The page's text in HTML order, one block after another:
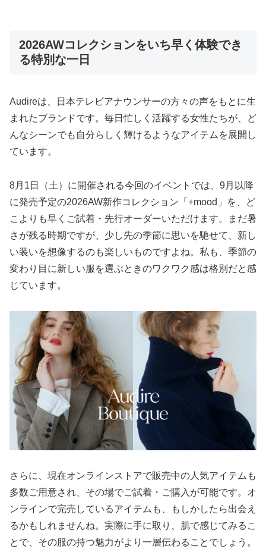
2026AWコレクションをいち早く体験でき
る特別な一日
Audireは、日本テレビアナウンサーの方々の声をもとに生
まれたブランドです。毎日忙しく活躍する女性たちが、ど
んなシーンでも自分らしく輝けるようなアイテムを展開し
ています。
8月1日（土）に開催される今回のイベントでは、9月以降
に発売予定の2026AW新作コレクション「+mood」を、ど
こよりも早くご試着・先行オーダーいただけます。まだ暑
さが残る時期ですが、少し先の季節に思いを馳せて、新し
い装いを想像するのも楽しいものですよね。私も、季節の
変わり目に新しい服を選ぶときのワクワク感は格別だと感
じています。
さらに、現在オンラインストアで販売中の人気アイテムも
多数ご用意され、その場でご試着・ご購入が可能です。オ
ンラインで完売しているアイテムも、もしかしたら出会え
るかもしれませんね。実際に手に取り、肌で感じてみるこ
とで、その服の持つ魅力がより一層伝わることでしょう。